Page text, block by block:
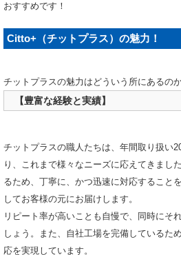
おすすめです！
Citto+（チットプラス）の魅力！
チットプラスの魅力はどういう所にあるの
【豊富な経験と実績】
チットプラスの職人たちは、年間取り扱い
り、これまで様々なニーズに応えてきまし
るため、丁寧に、かつ迅速に対応すること
してお客様の元にお届けします。
リピート率が高いことも自慢で、同時にそ
しょう。また、自社工場を完備しているた
応を実現しています。